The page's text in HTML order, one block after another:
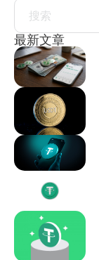
Search
最新文章